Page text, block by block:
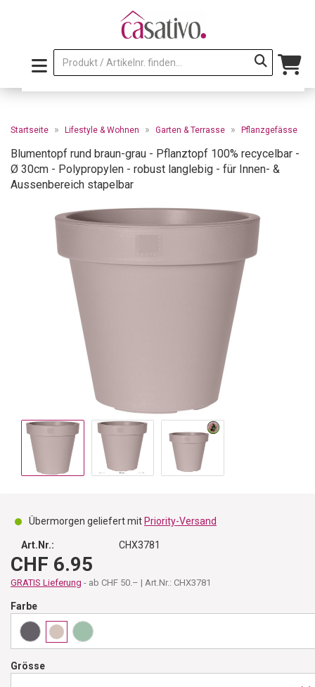
Startseite » Lifestyle & Wohnen » Garten & Terrasse » Pflanzgefässe
Blumentopf rund braun-grau - Pflanztopf 100% recycelbar -
Ø 30cm - Polypropylen - robust langlebig - für Innen- &
Aussenbereich stapelbar
Übermorgen geliefert mit Priority-Versand
Art.Nr.: CHX3781
CHF 6.95
GRATIS Lieferung - ab CHF 50.– | Art.Nr.: CHX3781
Farbe
Grösse